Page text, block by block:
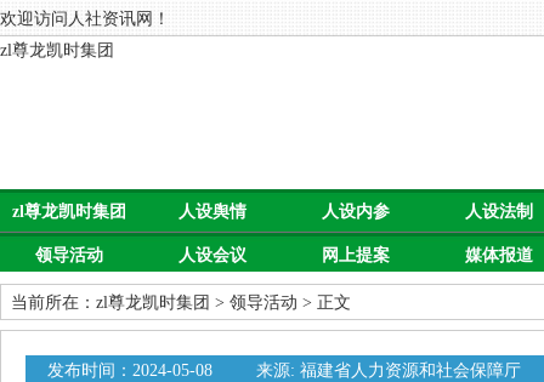
欢迎访问人社资讯网！
zl尊龙凯时集团
zl尊龙凯时集团 人设舆情 人设内参 人设法制
领导活动 人设会议 网上提案 媒体报道
当前所在： zl尊龙凯时集团 > 领导活动 > 正文
发布时间：2024-05-08 来源: 福建省人力资源和社会保障厅